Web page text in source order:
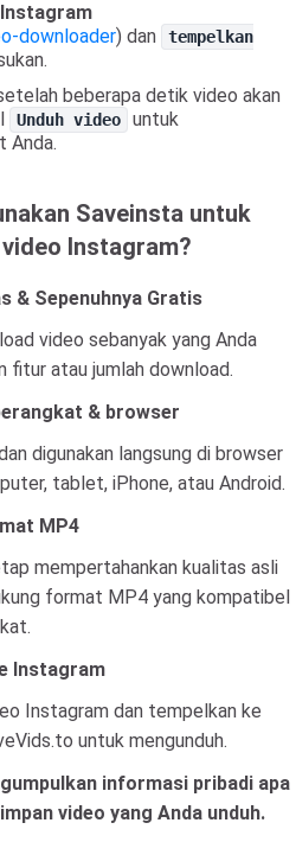
downloader) dan
tempelkan
beberapa detik video akan
Unduh video
untuk
Anda.
Saveinsta untuk
Instagram?
& Sepenuhnya Gratis
video sebanyak yang Anda
fitur atau jumlah download.
& browser
digunakan langsung di browser
tablet, iPhone, atau Android.
MP4
mempertahankan kualitas asli
format MP4 yang kompatibel
Instagram
Instagram dan tempelkan ke
untuk mengunduh.
informasi pribadi apa
video yang Anda unduh.